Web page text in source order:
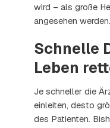
wird – als große
angesehen werden.
Schnelle
Leben
Je schneller die
einleiten, desto
des Patienten.